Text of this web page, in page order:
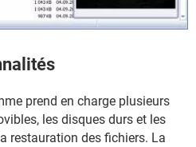
prend en charge plusieurs
les disques durs et les
restauration des fichiers. La